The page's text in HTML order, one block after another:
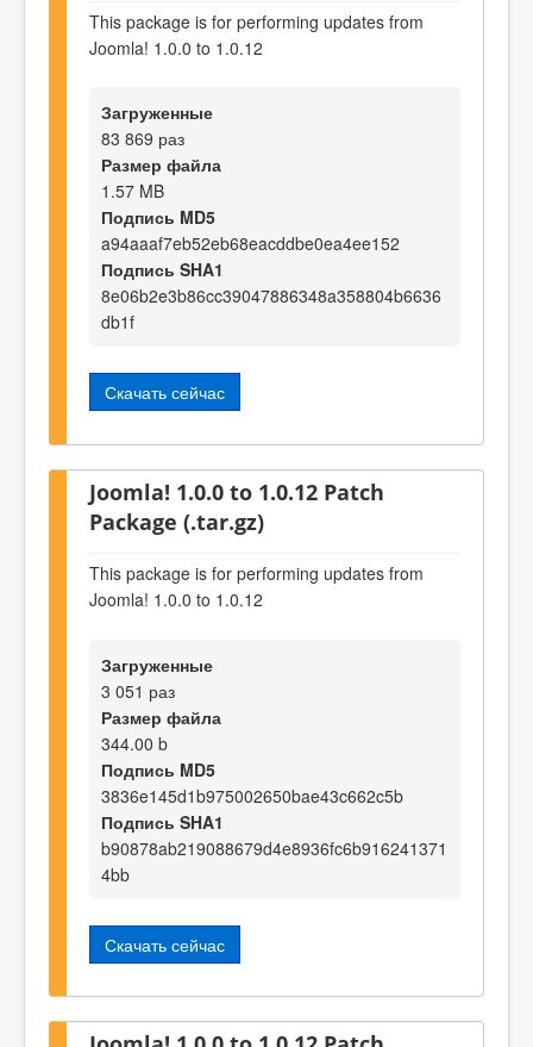
This package is for performing updates from
Joomla! 1.0.0 to 1.0.12
Загруженные
83 869 раз
Размер файла
1.57 MB
Подпись MD5
a94aaaf7eb52eb68eacddbe0ea4ee152
Подпись SHA1
8e06b2e3b86cc39047886348a358804b6636
db1f
Скачать сейчас
Joomla! 1.0.0 to 1.0.12 Patch
Package (.tar.gz)
This package is for performing updates from
Joomla! 1.0.0 to 1.0.12
Загруженные
3 051 раз
Размер файла
344.00 b
Подпись MD5
3836e145d1b975002650bae43c662c5b
Подпись SHA1
b90878ab219088679d4e8936fc6b916241371
4bb
Скачать сейчас